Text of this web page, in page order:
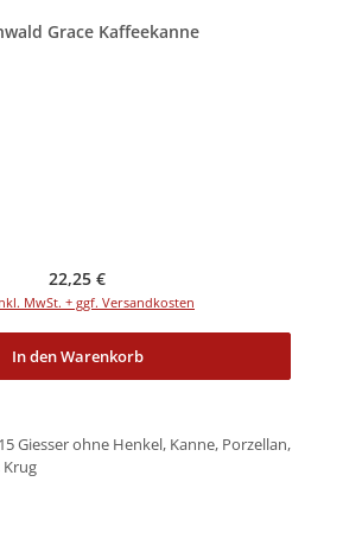
Grace Kaffeekanne
Regulärer Preis:
22,25 €
MwSt. + ggf. Versandkosten
In den Warenkorb